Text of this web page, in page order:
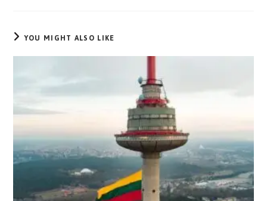
YOU MIGHT ALSO LIKE